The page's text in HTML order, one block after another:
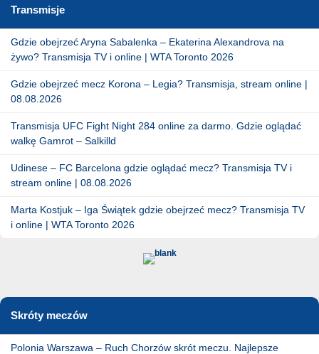
Transmisje
Gdzie obejrzeć Aryna Sabalenka – Ekaterina Alexandrova na
żywo? Transmisja TV i online | WTA Toronto 2026
Gdzie obejrzeć mecz Korona – Legia? Transmisja, stream online |
08.08.2026
Transmisja UFC Fight Night 284 online za darmo. Gdzie oglądać
walkę Gamrot – Salkilld
Udinese – FC Barcelona gdzie oglądać mecz? Transmisja TV i
stream online | 08.08.2026
Marta Kostjuk – Iga Świątek gdzie obejrzeć mecz? Transmisja TV
i online | WTA Toronto 2026
Skróty meczów
Polonia Warszawa – Ruch Chorzów skrót meczu. Najlepsze